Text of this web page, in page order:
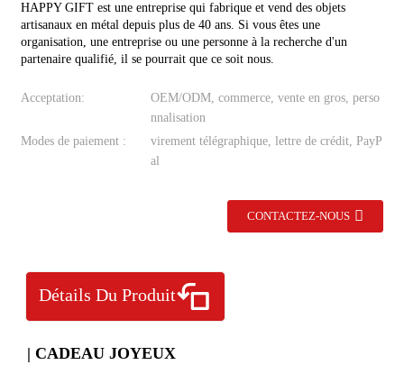
HAPPY GIFT est une entreprise qui fabrique et vend des objets
artisanaux en métal depuis plus de 40 ans. Si vous êtes une
organisation, une entreprise ou une personne à la recherche d'un
partenaire qualifié, il se pourrait que ce soit nous.
Acceptation:
OEM/ODM, commerce, vente en gros, perso
nnalisation
Modes de paiement :
virement télégraphique, lettre de crédit, PayP
al
CONTACTEZ-NOUS
Détails Du Produit
| CADEAU JOYEUX